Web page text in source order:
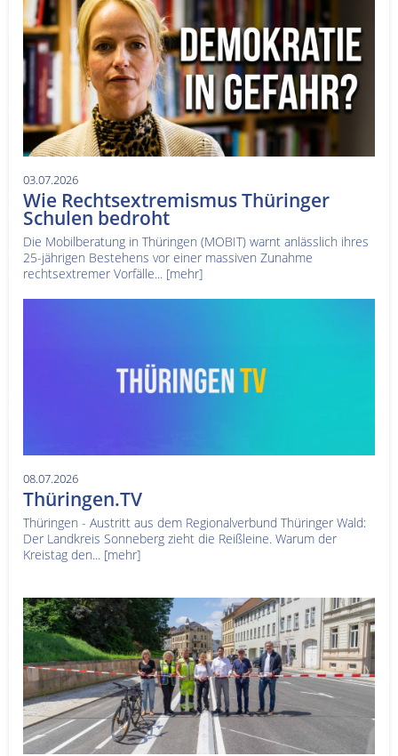
03.07.2026
Wie Rechtsextremismus Thüringer
Schulen bedroht
Die Mobilberatung in Thüringen (MOBIT) warnt anlässlich ihres
25-jährigen Bestehens vor einer massiven Zunahme
rechtsextremer Vorfälle... [mehr]
08.07.2026
Thüringen.TV
Thüringen - Austritt aus dem Regionalverbund Thüringer Wald:
Der Landkreis Sonneberg zieht die Reißleine. Warum der
Kreistag den... [mehr]